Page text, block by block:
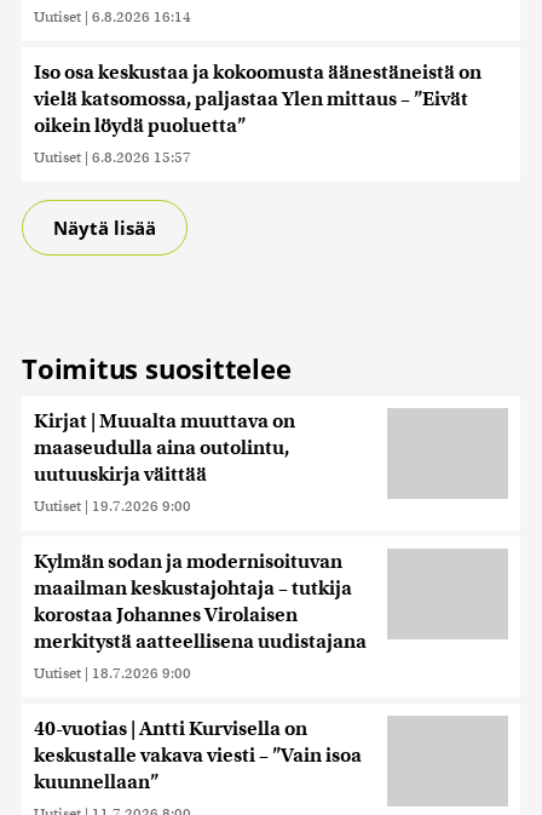
Uutiset | 6.8.2026 16:14
Iso osa keskustaa ja kokoomusta äänestäneistä on
vielä katsomossa, paljastaa Ylen mittaus – ”Eivät
oikein löydä puoluetta”
Uutiset | 6.8.2026 15:57
Näytä lisää
Toimitus suosittelee
Kirjat | Muualta muuttava on
maaseudulla aina outolintu,
uutuuskirja väittää
Uutiset | 19.7.2026 9:00
Kylmän sodan ja modernisoituvan
maailman keskustajohtaja – tutkija
korostaa Johannes Virolaisen
merkitystä aatteellisena uudistajana
Uutiset | 18.7.2026 9:00
40-vuotias | Antti Kurvisella on
keskustalle vakava viesti – ”Vain isoa
kuunnellaan”